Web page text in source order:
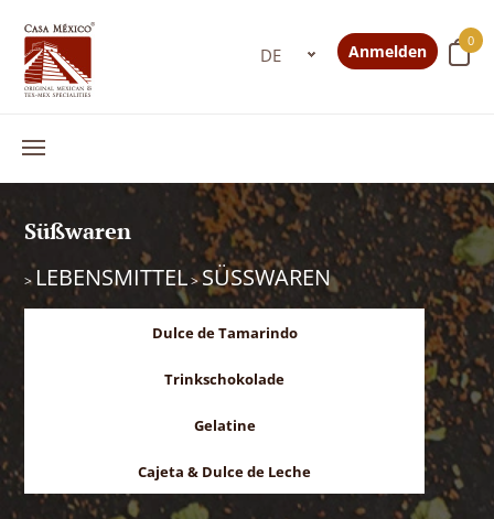
0
Anmelden
Süßwaren
> LEBENSMITTEL>SÜSSWAREN
Dulce de Tamarindo
Trinkschokolade
Gelatine
Cajeta & Dulce de Leche